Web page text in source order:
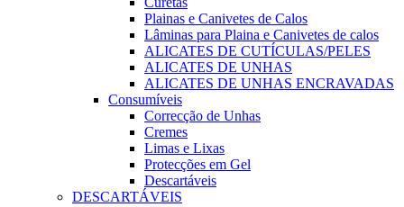
Plainas e Canivetes de Calos
Lâminas para Plaina e Canivetes de calos
ALICATES DE CUTÍCULAS/PELES
ALICATES DE UNHAS
ALICATES DE UNHAS ENCRAVADAS
Consumíveis
Correcção de Unhas
Cremes
Limas e Lixas
Protecções em Gel
Descartáveis
DESCARTÁVEIS